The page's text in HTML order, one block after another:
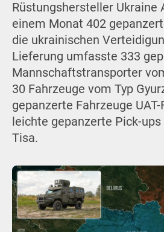
Rüstungshersteller Ukraine
einem Monat 402
die ukrainischen
Lieferung umfasste 333
Mannschaftstransporter
30 Fahrzeuge vom Typ
gepanzerte Fahrzeuge
leichte gepanzerte Pick-ups
Tisa.